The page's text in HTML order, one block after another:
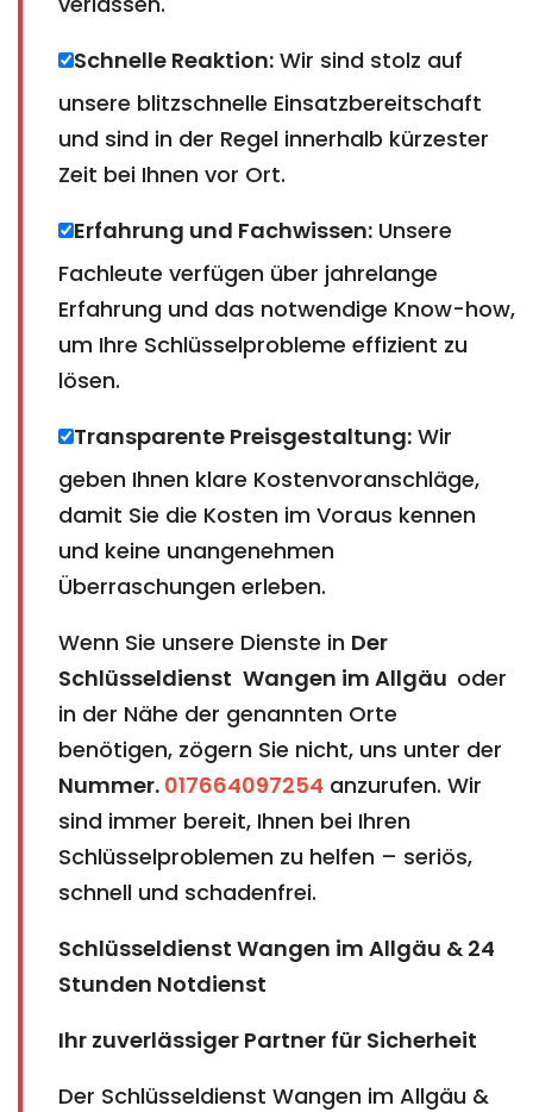
Schnelle Reaktion: Wir sind stolz auf
unsere blitzschnelle Einsatzbereitschaft
und sind in der Regel innerhalb kürzester
Zeit bei Ihnen vor Ort.
Erfahrung und Fachwissen: Unsere
Fachleute verfügen über jahrelange
Erfahrung und das notwendige Know-how,
um Ihre Schlüsselprobleme effizient zu
lösen.
Transparente Preisgestaltung: Wir
geben Ihnen klare Kostenvoranschläge,
damit Sie die Kosten im Voraus kennen
und keine unangenehmen
Überraschungen erleben.
Wenn Sie unsere Dienste in Der
Schlüsseldienst Wangen im Allgäu oder
in der Nähe der genannten Orte
benötigen, zögern Sie nicht, uns unter der
Nummer. 017664097254 anzurufen. Wir
sind immer bereit, Ihnen bei Ihren
Schlüsselproblemen zu helfen – seriös,
schnell und schadenfrei.
Schlüsseldienst Wangen im Allgäu & 24
Stunden Notdienst
Ihr zuverlässiger Partner für Sicherheit
Der Schlüsseldienst Wangen im Allgäu &